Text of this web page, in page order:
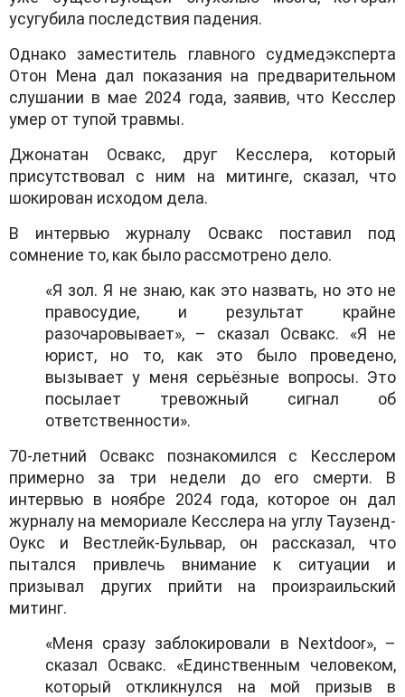
усугубила последствия падения.
Однако заместитель главного судмедэксперта
Отон Мена дал показания на предварительном
слушании в мае 2024 года, заявив, что Кесслер
умер от тупой травмы.
Джонатан Освакс, друг Кесслера, который
присутствовал с ним на митинге, сказал, что
шокирован исходом дела.
В интервью журналу Освакс поставил под
сомнение то, как было рассмотрено дело.
«Я зол. Я не знаю, как это назвать, но это не
правосудие, и результат крайне
разочаровывает», – сказал Освакс. «Я не
юрист, но то, как это было проведено,
вызывает у меня серьёзные вопросы. Это
посылает тревожный сигнал об
ответственности».
70-летний Освакс познакомился с Кесслером
примерно за три недели до его смерти. В
интервью в ноябре 2024 года, которое он дал
журналу на мемориале Кесслера на углу Таузенд-
Оукс и Вестлейк-Бульвар, он рассказал, что
пытался привлечь внимание к ситуации и
призывал других прийти на произраильский
митинг.
«Меня сразу заблокировали в Nextdoor», –
сказал Освакс. «Единственным человеком,
который откликнулся на мой призыв в